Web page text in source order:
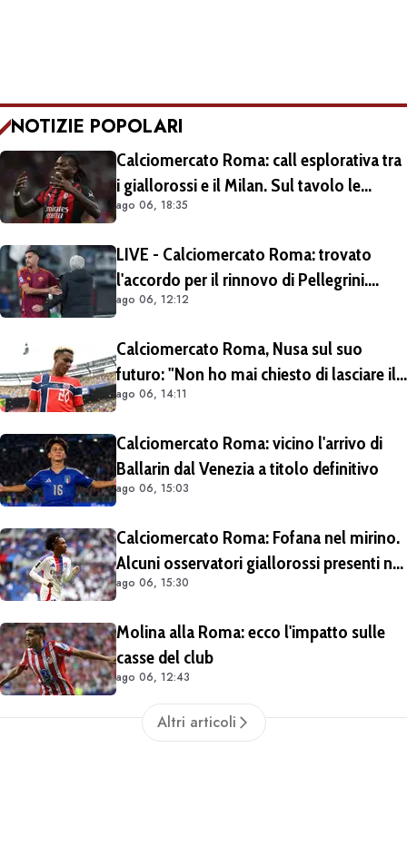
NOTIZIE POPOLARI
Calciomercato Roma: call esplorativa tra
i giallorossi e il Milan. Sul tavolo le
situazioni di Leao e Soulé
ago 06, 18:35
LIVE - Calciomercato Roma: trovato
l'accordo per il rinnovo di Pellegrini.
Prolungamento di un solo anno
ago 06, 12:12
Calciomercato Roma, Nusa sul suo
futuro: "Non ho mai chiesto di lasciare il
Lipsia". Giallorossi ancora al lavoro
ago 06, 14:11
Calciomercato Roma: vicino l'arrivo di
Ballarin dal Venezia a titolo definitivo
ago 06, 15:03
Calciomercato Roma: Fofana nel mirino.
Alcuni osservatori giallorossi presenti nel
match di Champions con il Lione
ago 06, 15:30
Molina alla Roma: ecco l'impatto sulle
casse del club
ago 06, 12:43
Altri articoli